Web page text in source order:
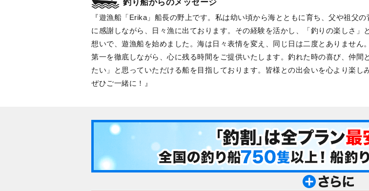
釣り船からのメッセージ
遊漁船「Erika」船長の野上です。私は幼い頃から海とともに育ち、父や祖父
に感謝しながら、日々漁に出ております。その経験を活かし、「釣りの楽しさ」
想いで、遊漁船を始めました。海は日々表情を変え、同じ日は二度とありませ
第一を徹底しながら、心に残る時間をご提供いたします。釣れた時の喜び、仲間
たい」と思っていただける船を目指しております。皆様との出会いを心より楽し
ぜひご一緒に！